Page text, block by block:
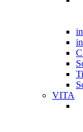
VITA